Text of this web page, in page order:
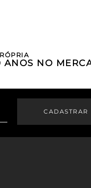
ANOS NO